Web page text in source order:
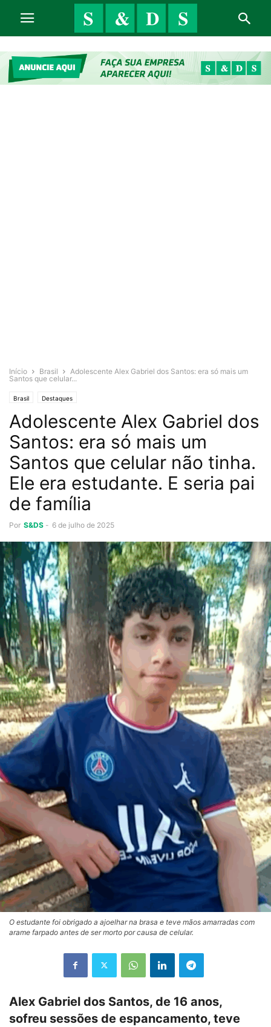
Início Brasil
Adolescente Alex Gabriel dos Santos: era só mais um
Santos que celular...
Brasil Destaques
Adolescente Alex Gabriel dos
Santos: era só mais um
Santos que celular não tinha.
Ele era estudante. E seria pai
de família
Por S&DS - 6 de julho de 2025
O estudante foi obrigado a ajoelhar na brasa e teve mãos amarradas com
arame farpado antes de ser morto por causa de celular.
Alex Gabriel dos Santos, de 16 anos,
sofreu sessões de espancamento, teve